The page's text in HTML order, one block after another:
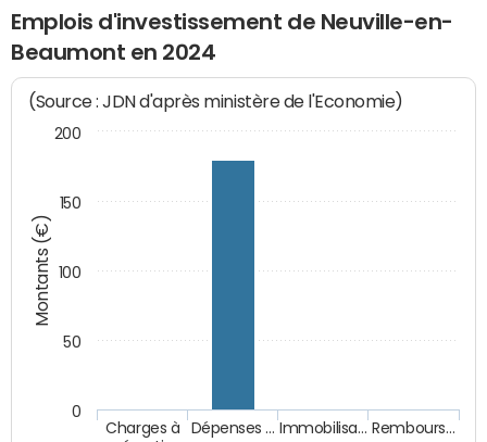
Emplois d'investissement de Neuville-en-
Beaumont en 2024
Montants (€)
(Source : JDN d'après ministère de l'Economie)
Charges à
Dépenses … Immobilisa… Rembours…
0
50
100
150
200